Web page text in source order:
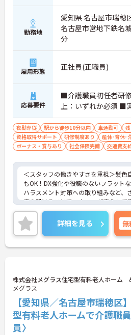
勤務地
愛知県 名古屋市瑞
名古屋市営地下鉄名
分
雇用形態 正社員(正職員)
応募要件
■介護職員初任者研
上：いずれか必須 ■
夜勤専従 駅から徒歩10分以内 車通勤可
資格取得サポート
研修制度あり
産休･育休･
ボーナス・賞与あり
社会保険完備 交通費支
＜スタッフの働きやすさを重視＞髪色
もOK！DX強化や役職のないフラットな
ハラスメント対策への取り組みなど、
度を設けることでスタッフが安心して
くりに取り組まれています。
＜ライフスタイルに合わせた勤務形態
シフト常勤、日勤専従、夜勤専従とい
な働き方が設定されている法人です。
＜チームで連携しながらのお仕事＞一
野は互いで補い合うなど、チームとし
連携を取りながら日々の業務に努めら
ご興味のある方には、面接対策ポイン
詳細をお話ししますのでお気軽にご相
詳細を見る 無
株式会社メグラス住宅型有料老人ホーム
メグラス
【愛知県／名古屋市瑞穂
型有料老人ホームで介護職
員〉